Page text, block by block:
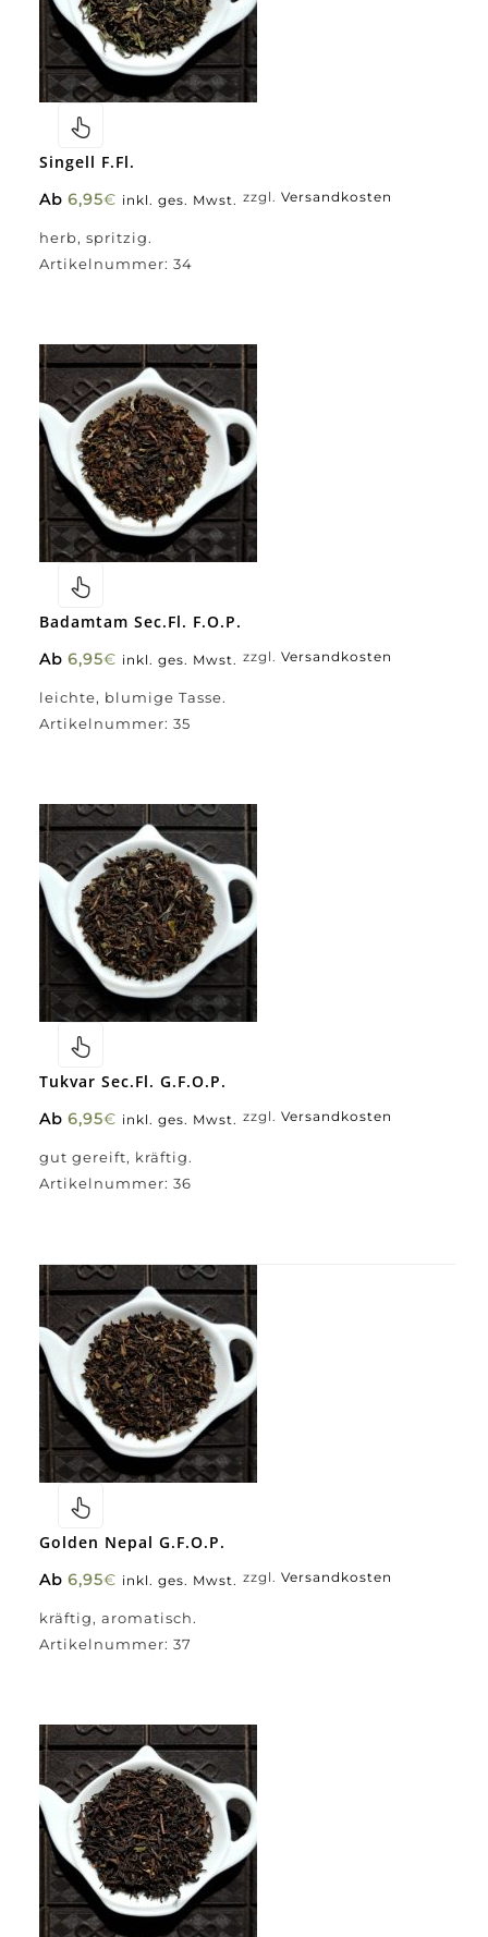
Singell F.fl.
Ab 6,95€ inkl. ges. Mwst.
herb, spritzig.
zzgl. Versandkosten
Artikelnummer: 34
Badamtam Sec.fl. F.O.P.
Ab 6,95€ inkl. ges. Mwst.
leichte, blumige Tasse.
zzgl. Versandkosten
Artikelnummer: 35
Tukvar Sec.fl. G.F.O.P.
Ab 6,95€ inkl. ges. Mwst.
gut gereift, kräftig.
zzgl. Versandkosten
Artikelnummer: 36
Golden Nepal G.F.O.P.
Ab 6,95€ inkl. ges. Mwst.
kräftig, aromatisch.
zzgl. Versandkosten
Artikelnummer: 37